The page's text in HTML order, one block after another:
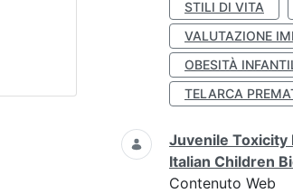
STILI DI VITA
VALUTAZIONE
OBESITÀ
TELARCA
Juvenile Toxicity
Italian Children
Contenuto Web